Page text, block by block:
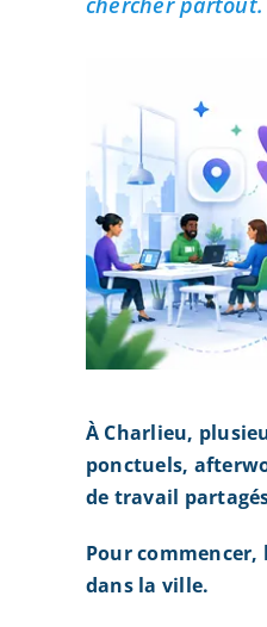
À Charlieu,
ponctuels,
de travail
Pour commencer,
dans la ville.